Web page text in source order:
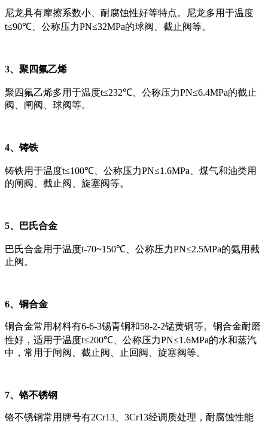
尼龙具有摩擦系数小、耐腐蚀性好等特点。尼龙多用于温度
t≤90℃、公称压力PN≤32MPa的球阀、截止阀等。
3、聚四氟乙烯
聚四氟乙烯多用于温度t≤232℃、公称压力PN≤6.4MPa的截止
阀、闸阀、球阀等。
4、铸铁
铸铁用于温度t≤100℃、公称压力PN≤1.6MPa、煤气和油类用
的闸阀、截止阀、旋塞阀等。
5、巴氏合金
巴氏合金用于温度t-70~150℃、公称压力PN≤2.5MPa的氨用截
止阀。
6、铜合金
铜合金常用材料有6-6-3锡青铜和58-2-2锰黄铜等。铜合金耐磨
性好，适用于温度t≤200℃、公称压力PN≤1.6MPa的水和蒸汽
中，常用于闸阀、截止阀、止回阀、旋塞阀等。
7、铬不锈钢
铬不锈钢常用牌号有2Cr13、3Cr13经调质处理，耐腐蚀性能